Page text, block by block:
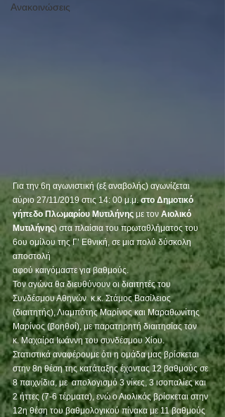
Ανακοινώσεις
Για την 6η αγωνιστική (εξ αναβολής) αγωνίζεται
αύριο 27/11/2019 στις 14: 00 μ.μ. στο Δημοτικό
γήπεδο Πλωμαρίου Μυτιλήνης με τον Αιολικό
Μυτιλήνης) στα πλαίσια του πρωταθλήματος του
6ου ομίλου της Γ’ Εθνική, σε μια πολύ δύσκολη
αποστολή
αφού καιγόμαστε για βαθμούς.
Τον αγώνα θα διευθύνουν οι διαιτητές του
Συνδέσμου Αθηνών  κ.κ. Στάμος Βασίλειος
(διαιτητής), Λιαμπότης Μαρίνος και Μαραθωνίτης
Μαρίνος (βοηθοί), με παρατηρητή διαιτησίας τον
κ. Μαχαίρα Ιωάννη του συνδέσμου Χίου.
Στατιστικά αναφέρουμε ότι η ομάδα μας βρίσκεται
στην 8η θέση της κατάταξης έχοντας 12 βαθμούς σε
8 παιχνίδια, με  απολογισμό 3 νίκες, 3 ισοπαλίες και
2 ήττες (7-6 τέρματα), ενώ ο Αιολικός βρίσκεται στην
12η θέση του βαθμολογικού πίνακα με 11 βαθμούς